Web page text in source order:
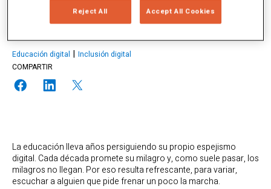
TEMAS
Educación digital
Inclusión digital
COMPARTIR
La educación lleva años persiguiendo su propio espejismo
digital. Cada década promete su milagro y, como suele pasar, los
milagros no llegan. Por eso resulta refrescante, para variar,
escuchar a alguien que pide frenar un poco la marcha.
Reject All Accept All Cookies